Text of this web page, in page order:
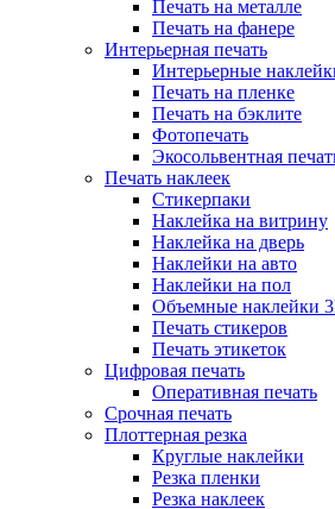
Печать на металле
Печать на фанере
Интерьерная печать
Интерьерные
Печать на пленке
Печать на бэклите
Фотопечать
Экосольвентная
Печать наклеек
Стикерпаки
Наклейка на витрину
Наклейка на дверь
Наклейки на авто
Наклейки на пол
Объемные наклейки
Печать стикеров
Печать этикеток
Цифровая печать
Оперативная печать
Срочная печать
Плоттерная резка
Круглые наклейки
Резка пленки
Резка наклеек